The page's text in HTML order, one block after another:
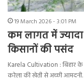
19 March 2026 - 3:01 PM
कम लागत में
किसानों की पसंद
Karela Cultivation : बिहार
करेला की खेती से अच्छी